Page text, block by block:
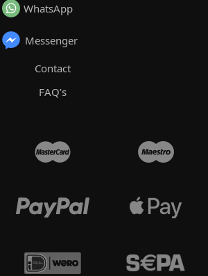
WhatsApp
Messenger
Contact
FAQ’s